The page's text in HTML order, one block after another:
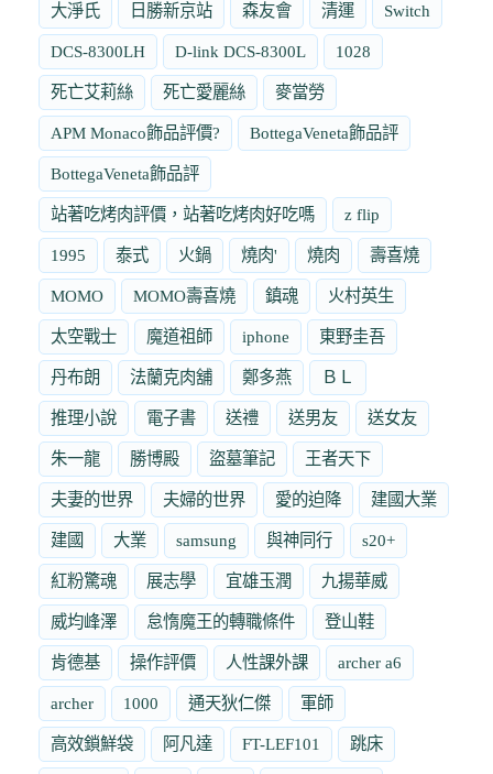
大淨氏 日勝新京站 森友會 清運 Switch
DCS-8300LH D-link DCS-8300L 1028
死亡艾莉絲 死亡愛麗絲 麥當勞
APM Monaco飾品評價? BottegaVeneta飾品評
BottegaVeneta飾品評
站著吃烤肉評價，站著吃烤肉好吃嗎 z flip
1995 泰式 火鍋 燒肉' 燒肉 壽喜燒
MOMO MOMO壽喜燒 鎮魂 火村英生
太空戰士 魔道祖師 iphone 東野圭吾
丹布朗 法蘭克肉舖 鄭多燕 ＢＬ
推理小說 電子書 送禮 送男友 送女友
朱一龍 勝博殿 盜墓筆記 王者天下
夫妻的世界 夫婦的世界 愛的迫降 建國大業
建國 大業 samsung 與神同行 s20+
紅粉驚魂 展志學 宜雄玉潤 九揚華威
威均峰澤 怠惰魔王的轉職條件 登山鞋
肯德基 操作評價 人性課外課 archer a6
archer 1000 通天狄仁傑 軍師
高效鎖鮮袋 阿凡達 FT-LEF101 跳床